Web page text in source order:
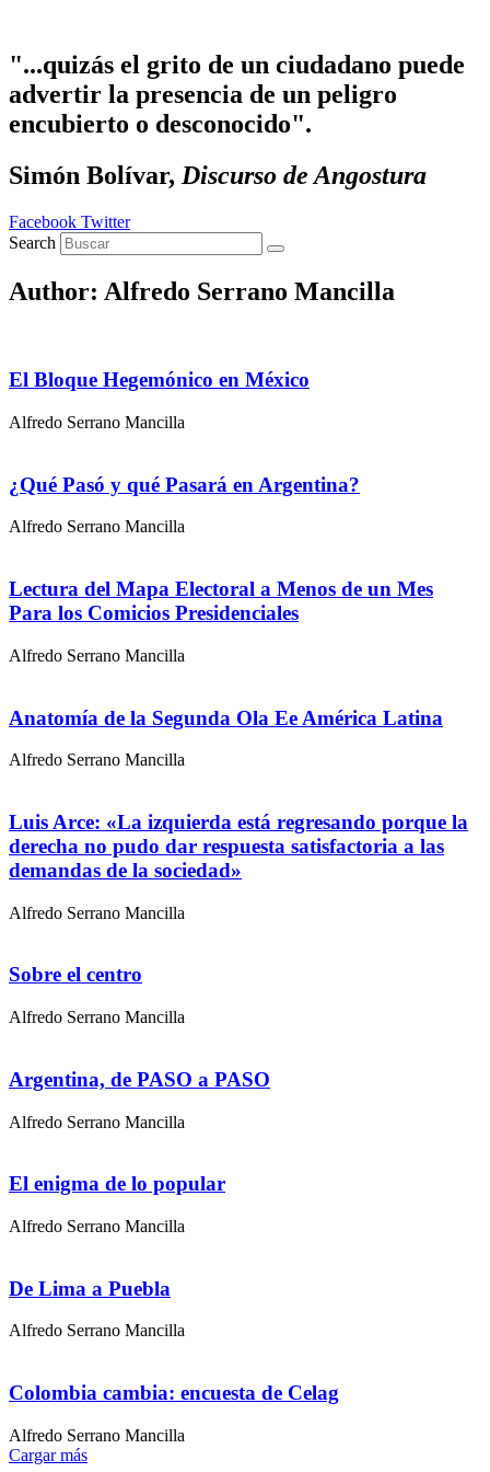
contenido
"...quizás el grito de un ciudadano puede
advertir la presencia de un peligro
encubierto o desconocido".
Simón Bolívar, Discurso de Angostura
Facebook Twitter
Search
Author: Alfredo Serrano Mancilla
El Bloque Hegemónico en México
Alfredo Serrano Mancilla
¿Qué Pasó y qué Pasará en Argentina?
Alfredo Serrano Mancilla
Lectura del Mapa Electoral a Menos de un Mes
Para los Comicios Presidenciales
Alfredo Serrano Mancilla
Anatomía de la Segunda Ola Ee América Latina
Alfredo Serrano Mancilla
Luis Arce: «La izquierda está regresando porque la
derecha no pudo dar respuesta satisfactoria a las
demandas de la sociedad»
Alfredo Serrano Mancilla
Sobre el centro
Alfredo Serrano Mancilla
Argentina, de PASO a PASO
Alfredo Serrano Mancilla
El enigma de lo popular
Alfredo Serrano Mancilla
De Lima a Puebla
Alfredo Serrano Mancilla
Colombia cambia: encuesta de Celag
Alfredo Serrano Mancilla
Cargar más